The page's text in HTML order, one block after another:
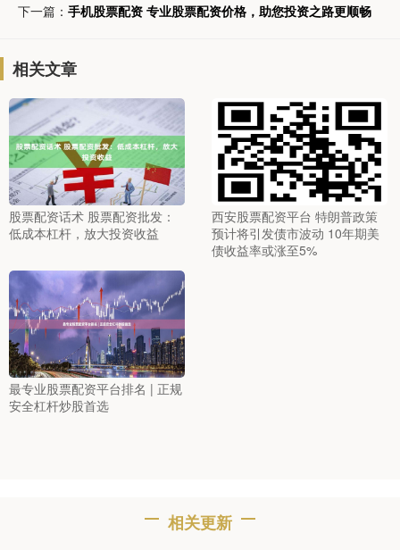
下一篇： 手机股票配资 专业股票配资价格，助您投资之路更顺畅
相关文章
股票配资话术 股票配资批发：
低成本杠杆，放大投资收益
西安股票配资平台 特朗普政策
预计将引发债市波动 10年期美
债收益率或涨至5%
最专业股票配资平台排名 | 正规
安全杠杆炒股首选
相关更新